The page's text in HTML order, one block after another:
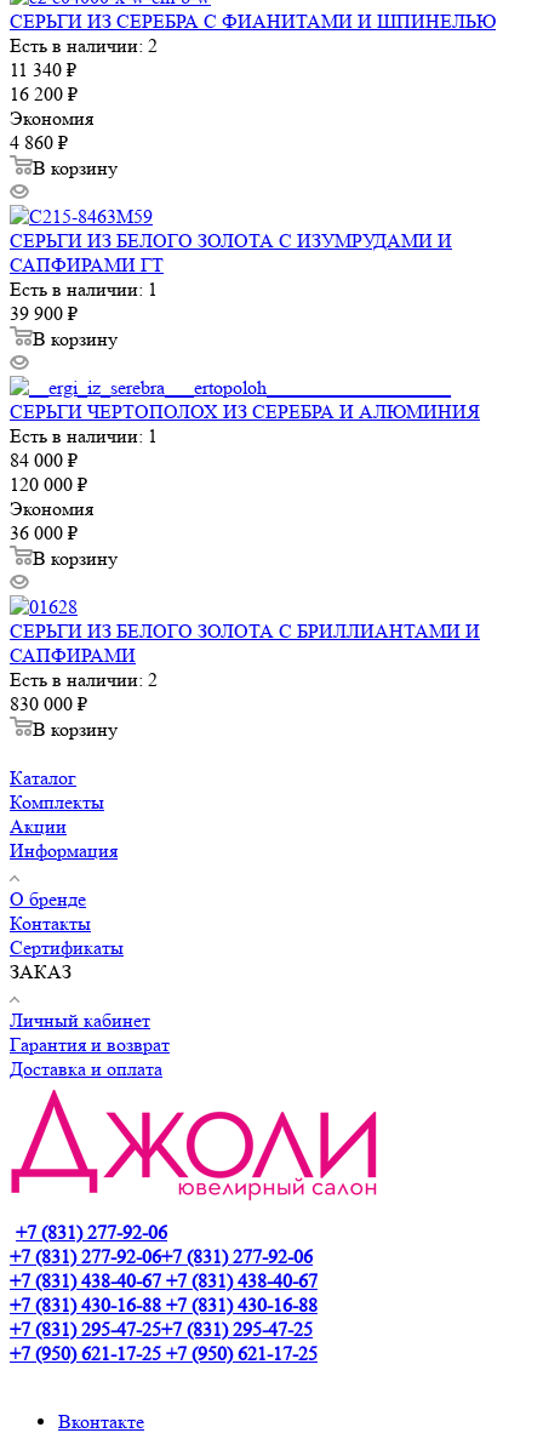
СЕРЬГИ ИЗ СЕРЕБРА С ФИАНИТАМИ И ШПИНЕЛЬЮ
Есть в наличии: 2
11 340 ₽
16 200 ₽
Экономия
4 860 ₽
В корзину
СЕРЬГИ ИЗ БЕЛОГО ЗОЛОТА С ИЗУМРУДАМИ И
САПФИРАМИ ГТ
Есть в наличии: 1
39 900 ₽
В корзину
СЕРЬГИ ЧЕРТОПОЛОХ ИЗ СЕРЕБРА И АЛЮМИНИЯ
Есть в наличии: 1
84 000 ₽
120 000 ₽
Экономия
36 000 ₽
В корзину
СЕРЬГИ ИЗ БЕЛОГО ЗОЛОТА С БРИЛЛИАНТАМИ И
САПФИРАМИ
Есть в наличии: 2
830 000 ₽
В корзину
Каталог
Комплекты
Акции
Информация
О бренде
Контакты
Сертификаты
ЗАКАЗ
Личный кабинет
Гарантия и возврат
Доставка и оплата
+7 (831) 277-92-06
+7 (831) 277-92-06+7 (831) 277-92-06
+7 (831) 438-40-67 +7 (831) 438-40-67
+7 (831) 430-16-88 +7 (831) 430-16-88
+7 (831) 295-47-25+7 (831) 295-47-25
+7 (950) 621-17-25 +7 (950) 621-17-25
Вконтакте